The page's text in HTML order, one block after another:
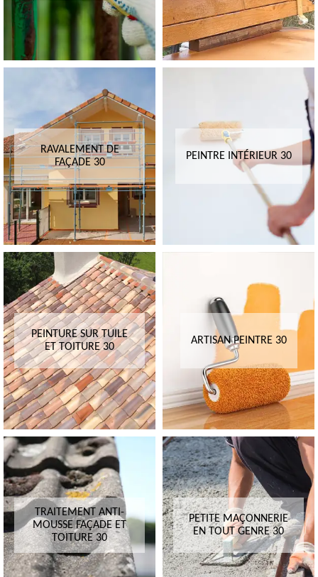
RAVALEMENT DE
FAÇADE 30
PEINTRE INTÉRIEUR 30
PEINTURE SUR TUILE
ET TOITURE 30
ARTISAN PEINTRE 30
TRAITEMENT ANTI-
MOUSSE FAÇADE ET
TOITURE 30
PETITE MAÇONNERIE
EN TOUT GENRE 30